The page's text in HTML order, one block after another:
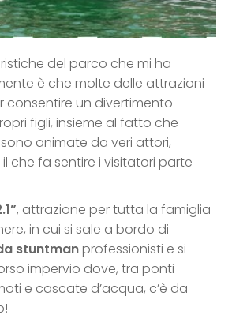
del parco che mi ha
è che molte delle attrazioni
consentire un divertimento
figli, insieme al fatto che
animate da veri attori,
che fa sentire i visitatori parte
, attrazione per tutta la famiglia
in cui si sale a bordo di
stuntmanprofessionisti e si
impervio dove, tra ponti
e cascate d’acqua, c’è da